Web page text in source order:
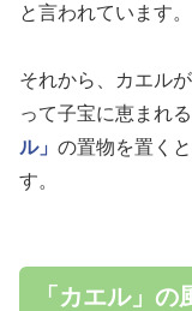
と言われています。
それから、カエル
って子宝に恵まれ
ル」 の置物を置く
す。
「カエル」